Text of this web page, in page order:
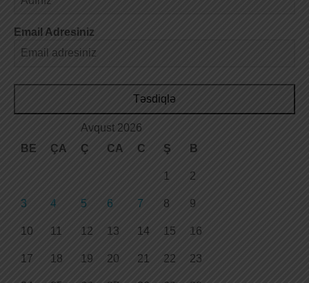
Email Adresiniz
Təsdiqlə
Avqust 2026
BE
ÇA Ç CA C Ş B
1 2
3 4 5 6 7 8 9
10 11 12 13 14 15 16
17 18 19 20 21 22 23